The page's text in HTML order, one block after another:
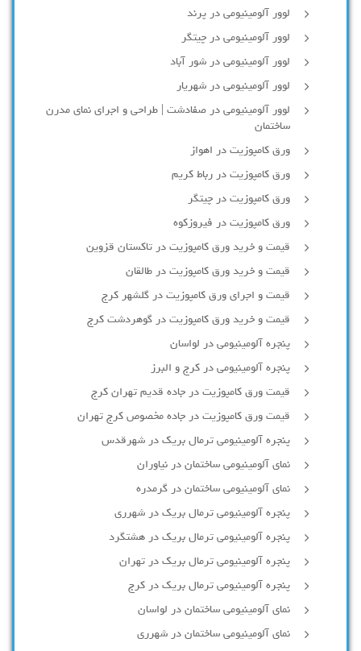
لوور آلومینیومی در پرند
لوور آلومینیومی در چیتگر
لوور آلومینیومی در شور آباد
لوور آلومينيومي در شهريار
لوور آلومینیومی در صفادشت | طراحی و اجرای نمای مدرن
ساختمان
ورق کامپوزیت در اهواز
ورق کامپوزیت در رباط کریم
ورق کامپوزیت در چیتگر
ورق کامپوزیت در فیروزکوه
قیمت و خرید ورق کامپوزیت در تاکستان قزوین
قیمت و خرید ورق کامپوزیت در طالقان
قیمت و اجرای ورق کامپوزیت در گلشهر کرج
قیمت و خرید ورق کامپوزیت در گوهردشت کرج
پنجره آلومینیومی در لواسان
پنجره آلومینیومی در کرج و البرز
قیمت ورق کامپوزیت در جاده قدیم تهران کرج
قیمت ورق کامپوزیت در جاده مخصوص کرج تهران
پنجره آلومینیومی ترمال بریک در شهرقدس
نمای آلومینیومی ساختمان در نیاوران
نمای آلومینیومی ساختمان در گرمدره
پنجره آلومینیومی ترمال بریک در شهرری
پنجره آلومینیومی ترمال بریک در هشتگرد
پنجره آلومینیومی ترمال بریک در تهران
پنجره آلومینیومی ترمال بریک در کرج
نمای آلومینیومی ساختمان در لواسان
نمای آلومینیومی ساختمان در شهرری